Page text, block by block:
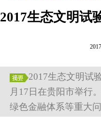
2017生态文明
2017生态文明试
月17日在贵阳市举行
绿色金融体系等重大